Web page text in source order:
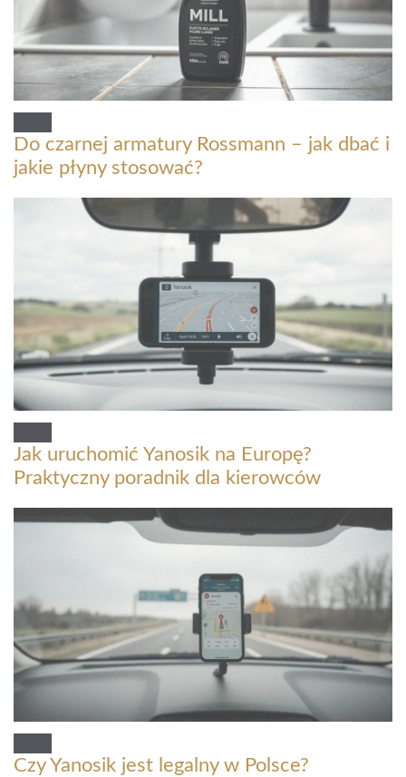
Do czarnej armatury Rossmann – jak dbać i
jakie płyny stosować?
Jak uruchomić Yanosik na Europę?
Praktyczny poradnik dla kierowców
Czy Yanosik jest legalny w Polsce?